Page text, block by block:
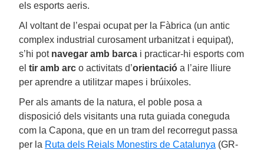
els esports aeris.
Al voltant de l’espai ocupat per la Fàbrica (un antic
complex industrial curosament urbanitzat i equipat),
s’hi pot navegar amb barca i practicar-hi esports com
el tir amb arc o activitats d’orientació a l’aire lliure
per aprendre a utilitzar mapes i brúixoles.
Per als amants de la natura, el poble posa a
disposició dels visitants una ruta guiada coneguda
com la Capona, que en un tram del recorregut passa
per la Ruta dels Reials Monestirs de Catalunya (GR-